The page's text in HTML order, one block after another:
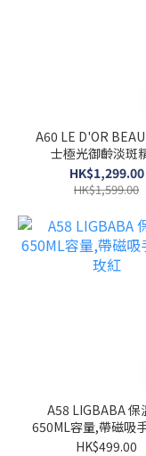
A60 LE D'OR BEAUTÉ 瑞
士極光御齡淡斑
HK$1,299.00
HK$1,599.00
A58 LIGBABA 保
650ML容量,帶磁吸手
玫紅
HK$499.00